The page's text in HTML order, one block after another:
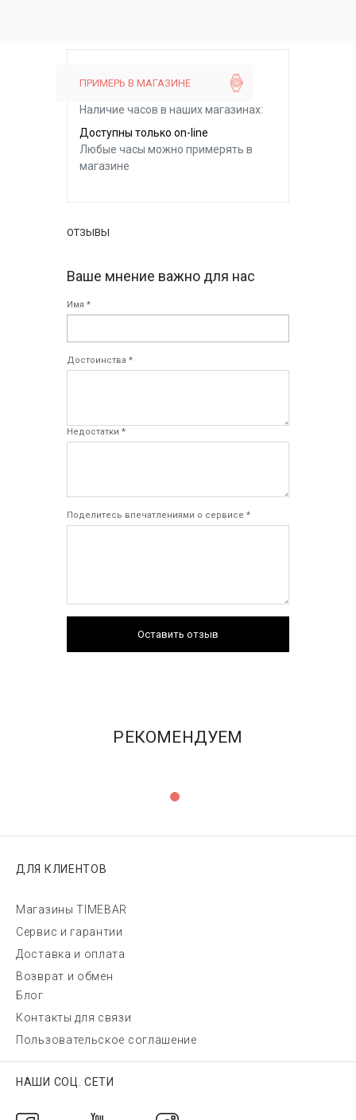
ПРИМЕРЬ В МАГАЗИНЕ
Наличие часов в наших магазинах:
Доступны только on-line
Любые часы можно примерять в
магазине
ОТЗЫВЫ
Ваше мнение важно для нас
Имя *
Достоинства *
Недостатки *
Поделитесь впечатлениями о сервисе *
Оставить отзыв
РЕКОМЕНДУЕМ
ДЛЯ КЛИЕНТОВ
Магазины TIMEBAR
Сервис и гарантии
Доставка и оплата
Возврат и обмен
Блог
Контакты для связи
Пользовательское соглашение
НАШИ СОЦ. СЕТИ